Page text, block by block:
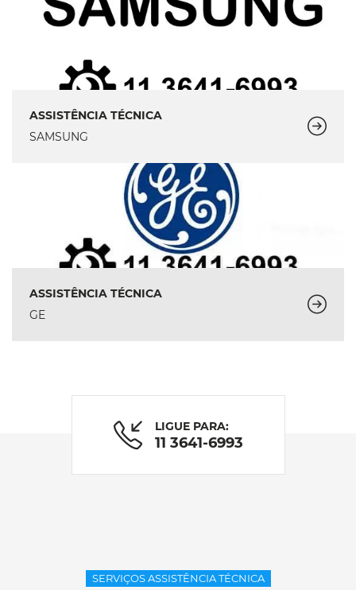
ASSISTÊNCIA TÉCNICA
SAMSUNG
ASSISTÊNCIA TÉCNICA
GE
LIGUE PARA:
11 3641-6993
SERVIÇOS ASSISTÊNCIA TÉCNICA